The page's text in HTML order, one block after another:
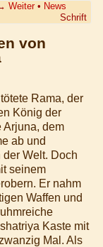
Weiter• News
Schrift
von
Rama, der
König der
Arjuna, dem
ab und
Welt. Doch
seinem
Er nahm
Waffen und
Kaste mit
Mal. Als